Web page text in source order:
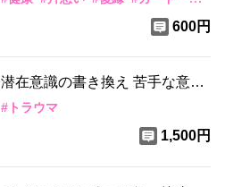
600円
潜在意識の書き換え 苦手な意識
を書き換えます
# トラウマ
1,500円